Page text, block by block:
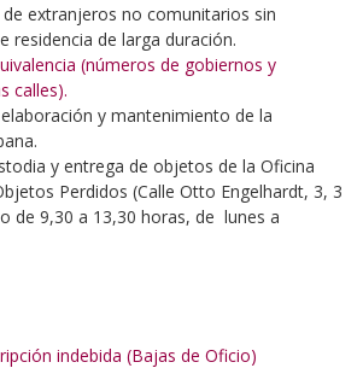
de extranjeros no comunitarios sin
residencia de larga duración.
(números de gobiernos y
calles).
y mantenimiento de la
y entrega de objetos de la Oficina
Perdidos (Calle Otto Engelhardt, 3, 3
de 9,30 a 13,30 horas, de lunes a
indebida (Bajas de Oficio)